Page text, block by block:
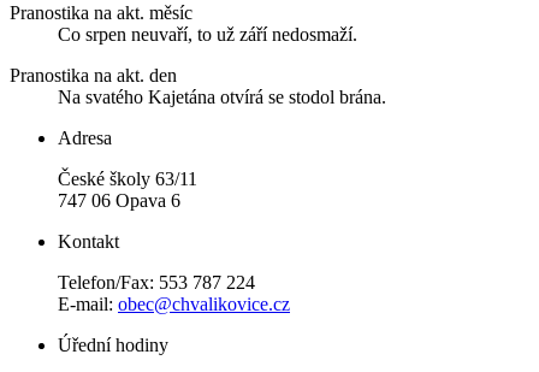
Pranostika na akt. měsíc
Co srpen neuvaří, to už září nedosmaží.
Pranostika na akt. den
Na svatého Kajetána otvírá se stodol brána.
Adresa
České školy 63/11
747 06 Opava 6
Kontakt
Telefon/Fax: 553 787 224
E-mail: obec@chvalikovice.cz
Úřední hodiny